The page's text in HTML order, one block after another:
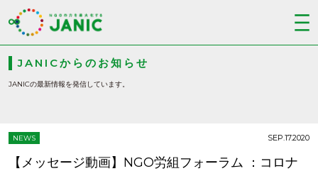
JANICからのお知らせ
JANICの最新情報を発信しています。
NEWS
【メッセージ動画】NGO労組フォーラム ：コロナ
SEP.17.2020